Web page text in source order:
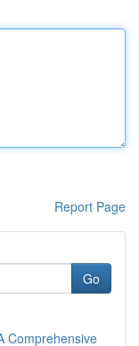
Report Page
Go
Comprehensive